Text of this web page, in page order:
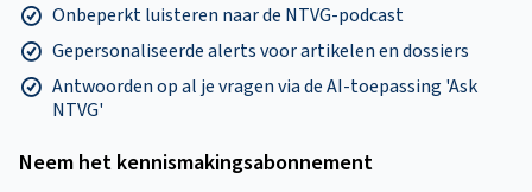
Onbeperkt luisteren naar de NTVG-podcast
Gepersonaliseerde alerts voor artikelen en dossiers
Antwoorden op al je vragen via de AI-toepassing 'Ask
NTVG'
Neem het kennismakings­abonnement